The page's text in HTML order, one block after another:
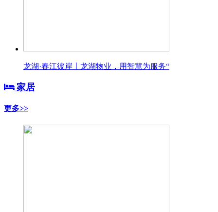
龙湖·春江彼岸丨龙湖物业，用智慧为服务“
家居
更多>>